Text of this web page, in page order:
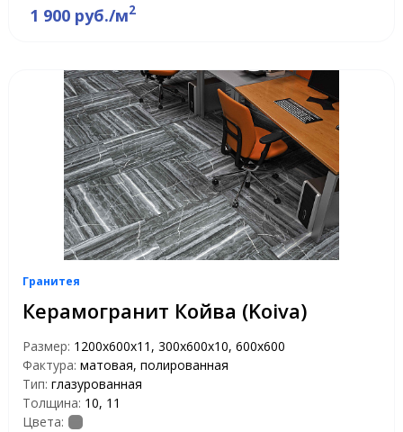
1 900 руб./м2
Гранитея
Керамогранит Койва (Koiva)
Размер: 1200х600х11, 300х600х10, 600х600
Фактура: матовая, полированная
Тип: глазурованная
Толщина: 10, 11
Цвета: